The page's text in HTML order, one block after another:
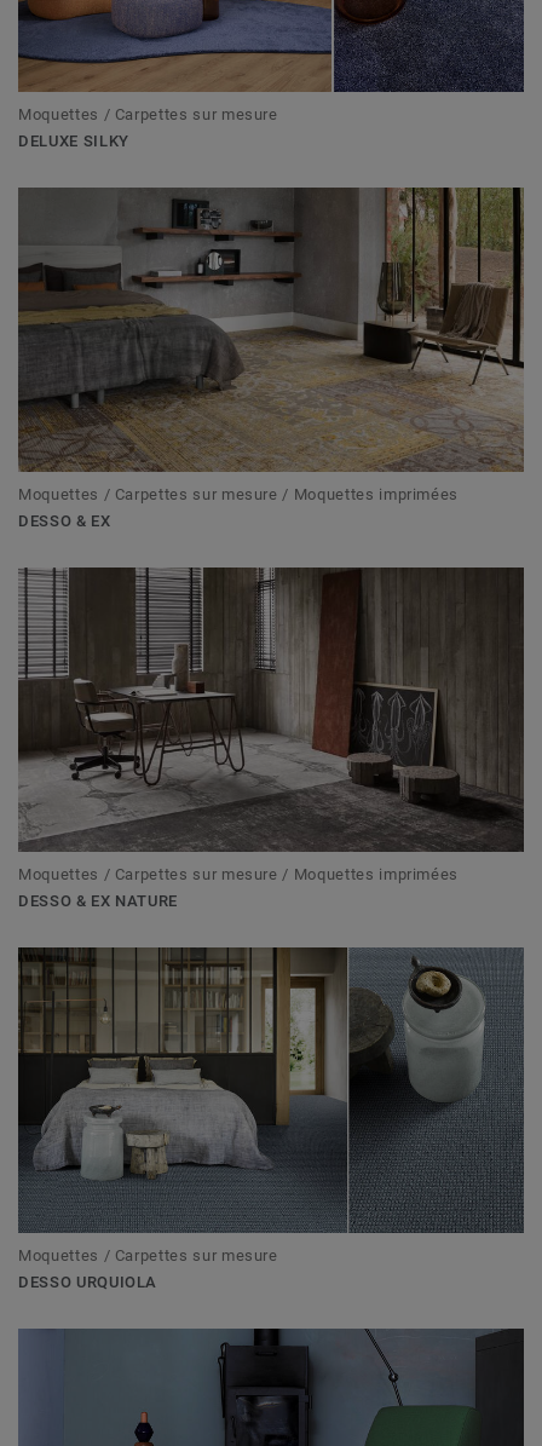
Moquettes / Carpettes sur mesure
DELUXE SILKY
Moquettes / Carpettes sur mesure / Moquettes imprimées
DESSO & EX
Moquettes / Carpettes sur mesure / Moquettes imprimées
DESSO & EX NATURE
Moquettes / Carpettes sur mesure
DESSO URQUIOLA